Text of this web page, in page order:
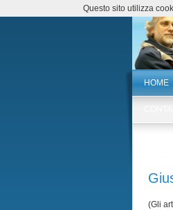
HOME
(Gli
Questo sito utilizza